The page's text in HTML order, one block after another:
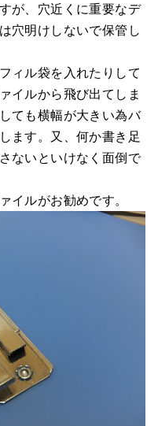
が、穴近くに重要なデ
穴明けしないで保管し
ィル袋を入れたりして
イルから飛び出てしま
ても横幅が大きい為バ
ます。又、何か書き足
ないといけなく面倒で
イルがお勧めです。